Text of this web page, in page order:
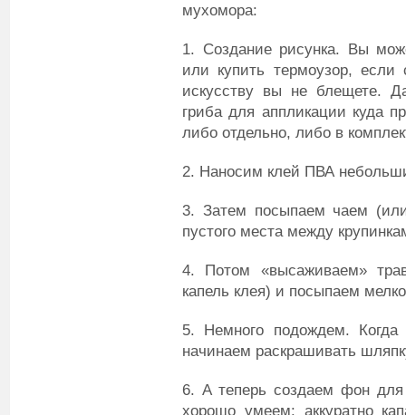
мухомора:
1. Создание рисунка. Вы
или купить термоузор, если
искусству вы не блещете.
гриба для аппликации куда
либо отдельно, либо в
2. Наносим клей ПВА
3. Затем посыпаем чаем
пустого места между
4. Потом «высаживаем»
капель клея) и посыпаем
5. Немного подождем. Когда
начинаем раскрашивать
6. А теперь создаем фон
хорошо умеем: аккуратно